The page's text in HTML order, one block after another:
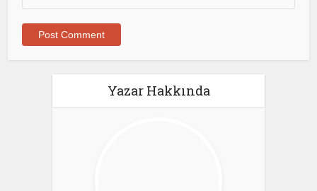
Yazar Hakkında